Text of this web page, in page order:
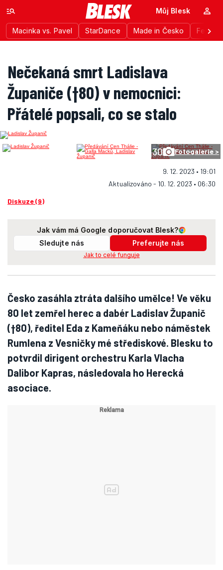
Macinka vs. Pavel StarDance Made in Česko
Můj Blesk
Nečekaná smrt Ladislava
Županiče (†80) v nemocnici:
Přátelé popsali, co se stalo
30 Fotogalerie >
9. 12. 2023 • 19:01
Aktualizováno - 10. 12. 2023 • 06:30
Diskuze (9)
Jak vám má Google doporučovat Blesk?
Sledujte nás
Preferujte nás
Jak to celé funguje
Česko zasáhla ztráta dalšího umělce! Ve věku
80 let zemřel herec a dabér Ladislav Županič
(†80), ředitel Eda z Kameňáku nebo náměstek
Rumlena z Vesničky mé střediskové. Blesku to
potvrdil dirigent orchestru Karla Vlacha
Dalibor Kapras, následovala ho Herecká
asociace.